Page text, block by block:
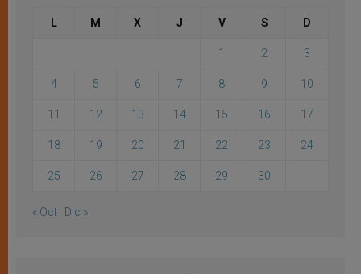
L M X J V S D
1 2 3
4 5 6 7 8 9 10
11 12 13 14 15 16 17
18 19 20 21 22 23 24
25 26 27 28 29 30
« Oct Dic »